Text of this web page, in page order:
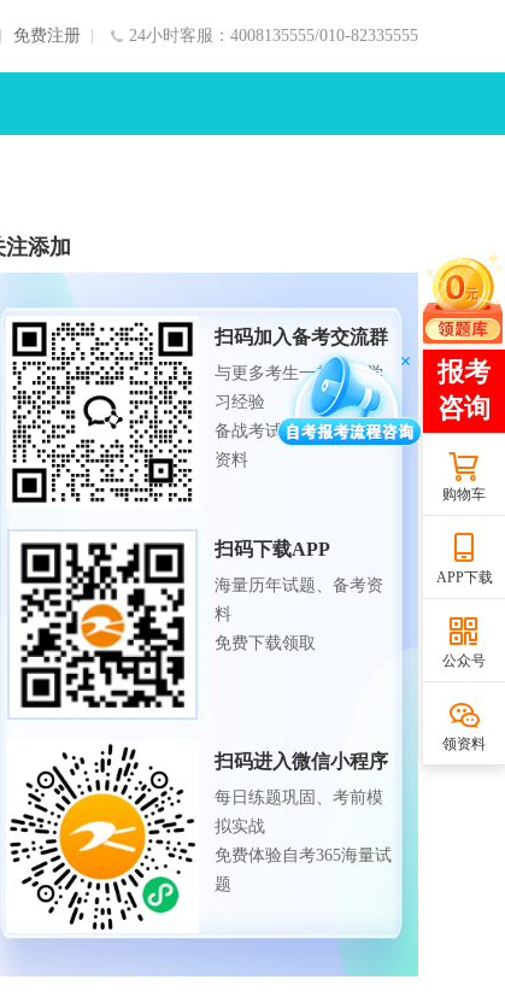
24小时客服：4008135555/010-82335555
免费注册
注添加
扫码加入备考交流群
与更多考生一起交流学
习经验
备战考试，获取试题及
资料
扫码下载APP
海量历年试题、备考资
料
免费下载领取
扫码进入微信小程序
每日练题巩固、考前模
拟实战
免费体验自考365海量试
题
购物车
APP下载
公众号
领资料